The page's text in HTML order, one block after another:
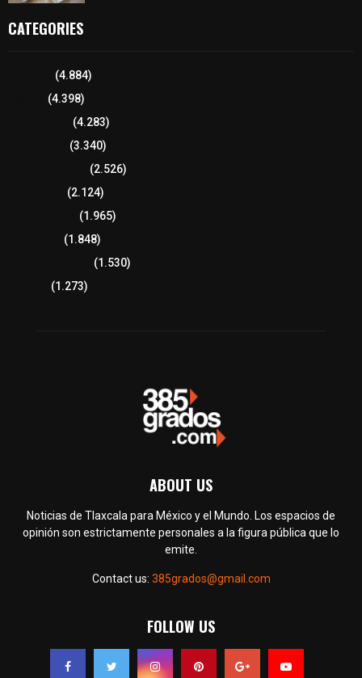
CATEGORIES
(4.884)
(4.398)
(4.283)
(3.340)
(2.526)
(2.124)
(1.965)
(1.848)
(1.530)
(1.273)
ABOUT US
Noticias de Tlaxcala para México y el Mundo. Los espacios de
opinión son estrictamente personales a la figura pública que lo
emite.
Contact us: 385grados@gmail.com
FOLLOW US